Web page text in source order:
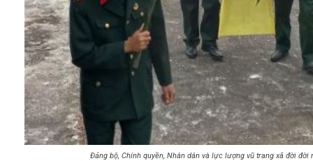
Đảng bộ, Chính quyền, Nhân dân và lực lượng vũ trang xã đời